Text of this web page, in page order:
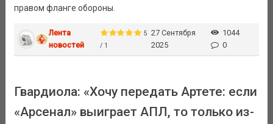
правом фланге обороны.
Лента
новостей
5
/ 1
27 Сентября
2025
1044
0
Гвардиола: «Хочу передать Артете: если
«Арсенал» выиграет АПЛ, то только из-